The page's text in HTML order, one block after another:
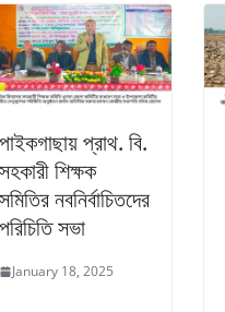
পাইকগাছায় প্রাথ. বি.
সহকারী শিক্ষক
সমিতির নবনির্বাচিতদের
পরিচিতি সভা
January 18, 2025